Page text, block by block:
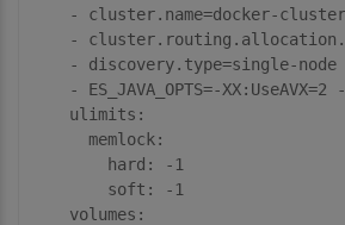
-
cluster.name=docker-cluster
-
-
discovery.type=single-node
-
ES_JAVA_OPTS=-XX:UseAVX=2
ulimits:
memlock:
hard:
-1
soft:
-1
volumes: